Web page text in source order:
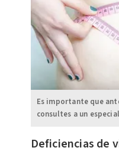
Es importante que
consultes a un
Deficiencias de